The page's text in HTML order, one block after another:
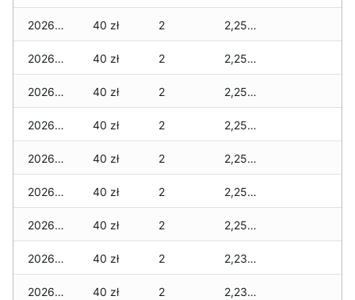
2026-01-19 40 zł 2 2,255 zł
2026-01-18 40 zł 2 2,255 zł
2026-01-17 40 zł 2 2,255 zł
2026-01-16 40 zł 2 2,255 zł
2026-01-15 40 zł 2 2,255 zł
2026-01-14 40 zł 2 2,255 zł
2026-01-13 40 zł 2 2,255 zł
2026-01-12 40 zł 2 2,235 zł
2026-01-11 40 zł 2 2,235 zł